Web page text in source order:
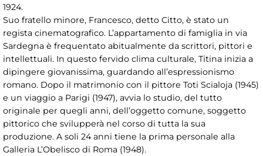
1924.
Suo fratello minore, Francesco, detto Citto, è stato un
regista cinematografico. L’appartamento di famiglia in via
Sardegna è frequentato abitualmente da scrittori, pittori e
intellettuali. In questo fervido clima culturale, Titina inizia a
dipingere giovanissima, guardando all’espressionismo
romano. Dopo il matrimonio con il pittore Toti Scialoja (1945)
e un viaggio a Parigi (1947), avvia lo studio, del tutto
originale per quegli anni, dell’oggetto comune, soggetto
pittorico che svilupperà nel corso di tutta la sua
produzione. A soli 24 anni tiene la prima personale alla
Galleria L’Obelisco di Roma (1948).